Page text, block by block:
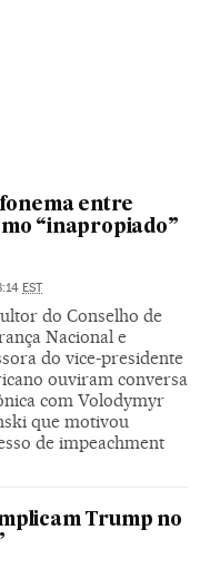
entre
“inapropiado”
EST
do Conselho de
Nacional e
do vice-presidente
ouviram conversa
com Volodymyr
que motivou
de impeachment
Trump no